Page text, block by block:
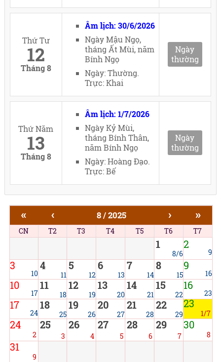
Thứ Tư
12
Tháng 8
Âm lịch: 30/6/2026
Ngày Mậu Ngọ,
tháng Ất Mùi, năm
Bính Ngọ
Ngày: Thường.
Trực: Khai
Ngày
thường
Thứ Năm
13
Tháng 8
Âm lịch: 1/7/2026
Ngày Kỷ Mùi,
tháng Bính Thân,
năm Bính Ngọ
Ngày: Hoàng Đạo.
Trực: Bế
Ngày
thường
« ‹ 8 / 2025 › »
CN T2 T3 T4 T5 T6 T7
1
8/6
2
9
3
10
4
11
5
12
6
13
7
14
8
15
9
16
10
17
11
18
12
19
13
20
14
21
15
22
16
23
17
24
18
25
19
26
20
27
21
28
22
29
23
1/7
24
2
25
3
26
4
27
5
28
6
29
7
30
8
31
9